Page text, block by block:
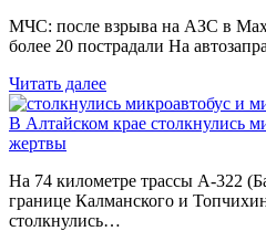
МЧС: после взрыва на АЗС в
более 20 пострадали На
Читать далее
В Алтайском крае столкнулись
жертвы
На 74 километре трассы А-322
границе Калманского и
столкнулись…